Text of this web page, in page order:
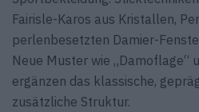
Fairisle-Karos aus Kristallen,
perlenbesetzten Damier-
Neue Muster wie „Damoflage“
ergänzen das klassische,
zusätzliche Struktur.